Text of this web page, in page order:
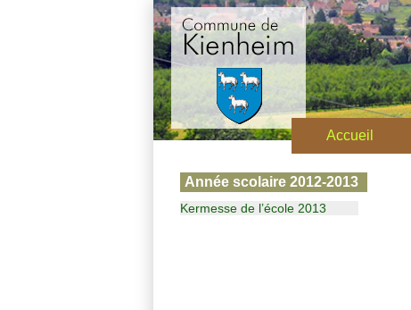
Accueil
Année scolaire 2012-2013
Kermesse de l’école 2013